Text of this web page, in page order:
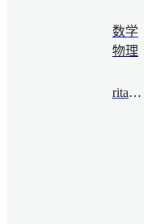
数学
物理
ritankar@bimsa.cn